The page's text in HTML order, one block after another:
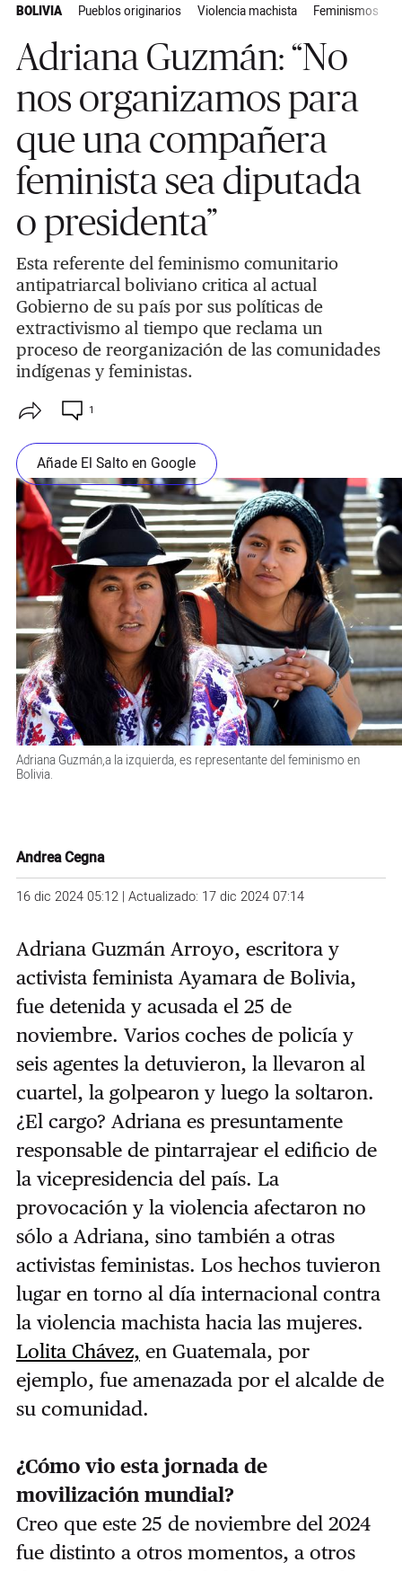
BOLIVIA Pueblos originarios Violencia machista Feminismos
Adriana Guzmán: “No
nos organizamos para
que una compañera
feminista sea diputada
o presidenta”
Esta referente del feminismo comunitario
antipatriarcal boliviano critica al actual
Gobierno de su país por sus políticas de
extractivismo al tiempo que reclama un
proceso de reorganización de las comunidades
indígenas y feministas.
1
Añade El Salto en Google
Adriana Guzmán,a la izquierda, es representante del feminismo en
Bolivia.
Andrea Cegna
16 dic 2024 05:12 | Actualizado: 17 dic 2024 07:14
Adriana Guzmán Arroyo, escritora y
activista feminista Ayamara de Bolivia,
fue detenida y acusada el 25 de
noviembre. Varios coches de policía y
seis agentes la detuvieron, la llevaron al
cuartel, la golpearon y luego la soltaron.
¿El cargo? Adriana es presuntamente
responsable de pintarrajear el edificio de
la vicepresidencia del país. La
provocación y la violencia afectaron no
sólo a Adriana, sino también a otras
activistas feministas. Los hechos tuvieron
lugar en torno al día internacional contra
la violencia machista hacia las mujeres.
Lolita Chávez, en Guatemala, por
ejemplo, fue amenazada por el alcalde de
su comunidad.
¿Cómo vio esta jornada de
movilización mundial?
Creo que este 25 de noviembre del 2024
fue distinto a otros momentos, a otros